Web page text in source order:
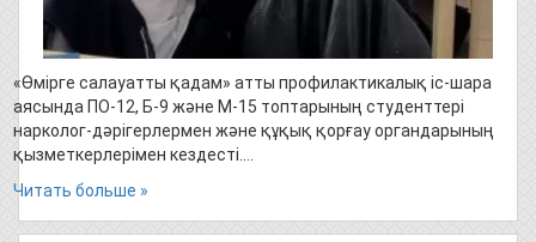
«Өмірге салауатты қадам» атты профилактикалық іс-шара
аясында ПО-12, Б-9 және М-15 топтарының студенттері
нарколог-дәрігерлермен және құқық қорғау органдарының
қызметкерлерімен кездесті….
Читать больше »